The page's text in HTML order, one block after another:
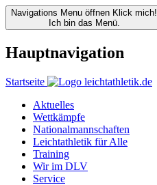
Navigations Menu öffnen Klick mich!
Ich bin das Menü.
Hauptnavigation
Startseite
Aktuelles
Wettkämpfe
Nationalmannschaften
Leichtathletik für Alle
Training
Wir im DLV
Service